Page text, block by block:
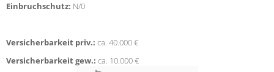
Einbruchschutz: N/0
Versicherbarkeit priv.: ca. 40.000 €
Versicherbarkeit gew.: ca. 10.000 €